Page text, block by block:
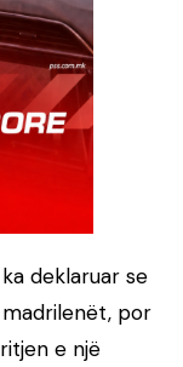
deklaruar se
por
e një